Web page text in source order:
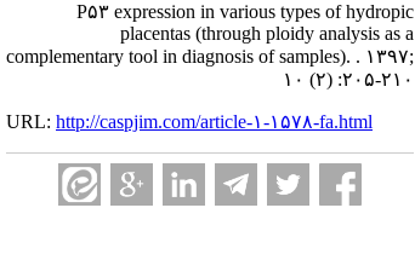
P۵۳ expression in various types of hydropic
placentas (through ploidy analysis as a
complementary tool in diagnosis of samples). . ۱۳۹۷;
۱۰ (۲) :۲۰۵-۲۱۰
URL: http://caspjim.com/article-۱-۱۵۷۸-fa.html